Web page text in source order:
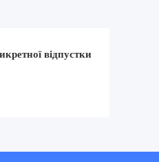
відпустки